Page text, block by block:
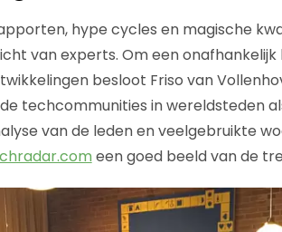
hype cycles en magische
van experts. Om een
besloot Friso van
techcommunities in wereldsteden
van de leden en veelgebruikte
een goed beeld van de